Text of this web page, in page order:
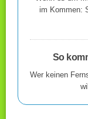
im Kommen:
So
Wer keinen